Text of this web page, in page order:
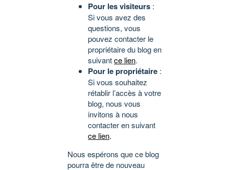
Pour les visiteurs :
Si vous avez des
questions, vous
pouvez contacter le
propriétaire du blog en
suivantce lien.
Pour le propriétaire :
Si vous souhaitez
rétablir l’accès à votre
blog, nous vous
invitons à nous
contacter en suivant
ce lien.
Nous espérons que ce blog
pourra être de nouveau